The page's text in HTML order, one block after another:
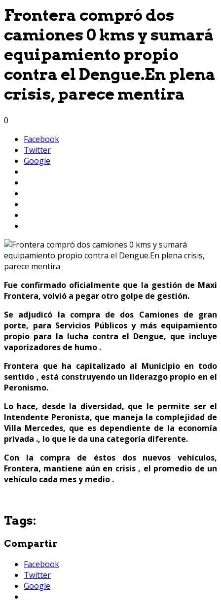
Frontera compró dos
camiones 0 kms y sumará
equipamiento propio
contra el Dengue.En plena
crisis, parece mentira
0
Facebook
Twitter
Google
Fue confirmado oficialmente que la gestión de Maxi
Frontera, volvió a pegar otro golpe de gestión.
Se adjudicó la compra de dos Camiones de gran
porte, para Servicios Públicos y más equipamiento
propio para la lucha contra el Dengue, que incluye
vaporizadores de humo .
Frontera que ha capitalizado al Municipio en todo
sentido , está construyendo un liderazgo propio en el
Peronismo.
Lo hace, desde la diversidad, que le permite ser el
Intendente Peronista, que maneja la complejidad de
Villa Mercedes, que es dependiente de la economía
privada ., lo que le da una categoría diferente.
Con la compra de éstos dos nuevos vehículos,
Frontera, mantiene aún en crisis , el promedio de un
vehículo cada mes y medio .
Tags:
Compartir
Facebook
Twitter
Google